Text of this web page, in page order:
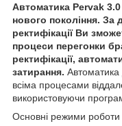
Автоматика Pervak
нового покоління.
ректифікації Ви
процеси перегонки
ректифікації,
затирання. Автоматика
всіма процесами
використовуючи
Основні режими роботи